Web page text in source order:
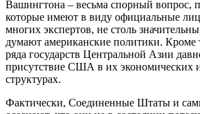
Вашингтона – весьма спорный вопрос,
которые имеют в виду официальные
многих экспертов, не столь
думают американские политики. Кроме
ряда государств Центральной Азии
присутствие США в их экономических
структурах.
Фактически, Соединенные Штаты и